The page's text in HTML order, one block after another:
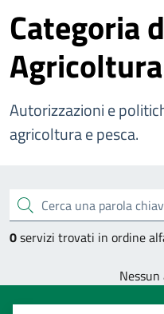
Categoria
Autorizzazioni e
agricoltura e pesca.
Cerca una parola chiave
0servizi trovati in ordine